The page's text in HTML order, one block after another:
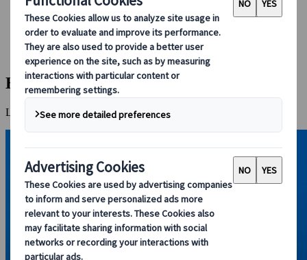
Japanspecialist
Destinations
Toutes les destinations
Hiroshima
Hiroshima
La ville qui s’est érigée en symbole de paix